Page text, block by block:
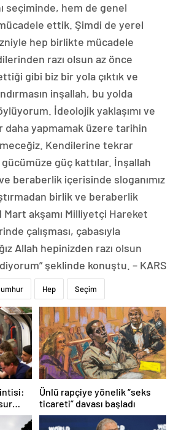
seçiminde, hem de genel
ettik. Şimdi de yerel
hep birlikte mücadele
razı olsun az önce
gibi biz bir yola çıktık ve
inşallah, bu yolda
İdeolojik yaklaşımı ve
yapmamak üzere tarihin
Kendilerine tekrar
güç kattılar. İnşallah
beraberlik içerisinde sloganımız
birlik ve beraberlik
Mart akşamı Milliyetçi Hareket
çalışması, çabasıyla
Allah hepinizden razı olsun
şeklinde konuştu. – KARS
Hep Seçim
Ünlü rapçiye yönelik “seks
ticareti” davası başladı